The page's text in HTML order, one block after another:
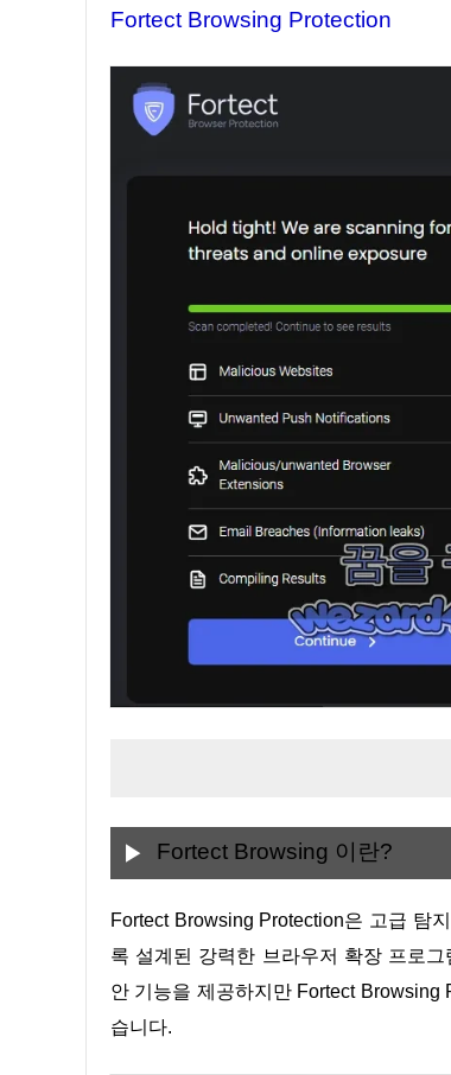
Fortect Browsing Protection
Fortect Browsing 이란?
Fortect Browsing Protection은 고급 탐지 기술,머신 러닝 기술 및 클라우드 보호를 통합하여 온라인 보안을 강화하도
록 설계된 강력한 브라우저 확장 프로
안 기능을 제공하지만 Fortect Browsing
습니다.